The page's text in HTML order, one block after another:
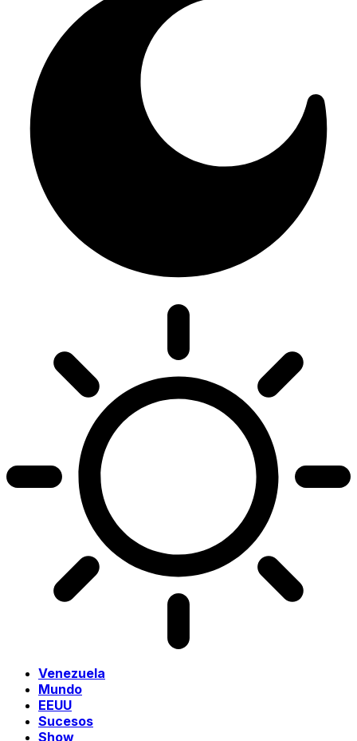
Venezuela
Mundo
EEUU
Sucesos
Show